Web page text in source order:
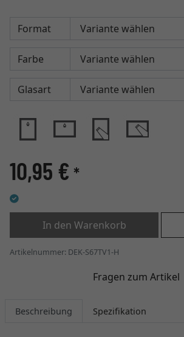
Format
Farbe
Glasart
10,95 € *
In den Warenkorb
Artikelnummer: DEK-S67TV1-H
Fragen zum Artikel
Beschreibung Spezifikation